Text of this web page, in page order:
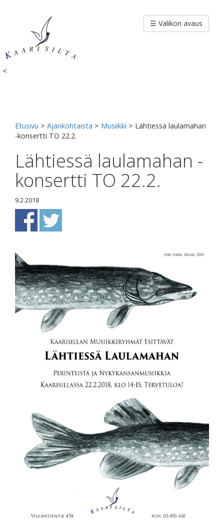
<
☰ Valikon avaus
Etusivu > Ajankohtaista > Musiikki > Lähtiessä laulamahan
-konsertti TO 22.2.
Lähtiessä laulamahan -
konsertti TO 22.2.
9.2.2018